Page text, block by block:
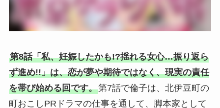
第8話「私、妊娠したかも!?揺れる女心…振り返ら
ず進め!!」は、恋が夢や期待ではなく、現実の責任
を帯び始める回です。第7話で倫子は、北伊豆町の
町おこしPRドラマの仕事を通して、脚本家として